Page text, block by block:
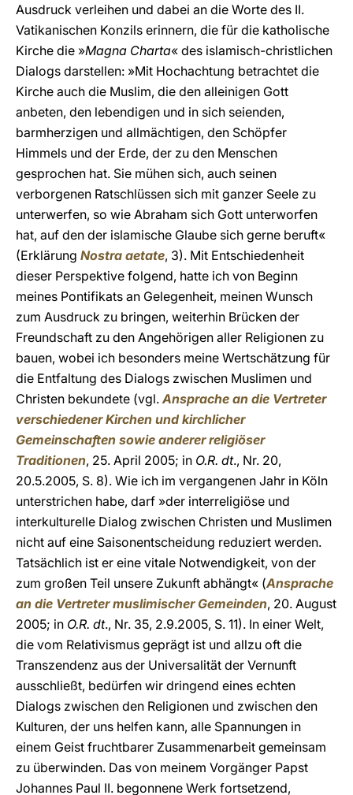
Ausdruck verleihen und dabei an die Worte des II.
Vatikanischen Konzils erinnern, die für die katholische
Kirche die »Magna Charta« des islamisch-christlichen
Dialogs darstellen: »Mit Hochachtung betrachtet die
Kirche auch die Muslim, die den alleinigen Gott
anbeten, den lebendigen und in sich seienden,
barmherzigen und allmächtigen, den Schöpfer
Himmels und der Erde, der zu den Menschen
gesprochen hat. Sie mühen sich, auch seinen
verborgenen Ratschlüssen sich mit ganzer Seele zu
unterwerfen, so wie Abraham sich Gott unterworfen
hat, auf den der islamische Glaube sich gerne beruft«
(Erklärung Nostra aetate, 3). Mit Entschiedenheit
dieser Perspektive folgend, hatte ich von Beginn
meines Pontifikats an Gelegenheit, meinen Wunsch
zum Ausdruck zu bringen, weiterhin Brücken der
Freundschaft zu den Angehörigen aller Religionen zu
bauen, wobei ich besonders meine Wertschätzung für
die Entfaltung des Dialogs zwischen Muslimen und
Christen bekundete (vgl.Ansprache an die Vertreter
verschiedener Kirchen und kirchlicher
Gemeinschaften sowie anderer religiöser
Traditionen, 25. April 2005; in O.R. dt., Nr. 20,
20.5.2005, S. 8). Wie ich im vergangenen Jahr in Köln
unterstrichen habe, darf »der interreligiöse und
interkulturelle Dialog zwischen Christen und Muslimen
nicht auf eine Saisonentscheidung reduziert werden.
Tatsächlich ist er eine vitale Notwendigkeit, von der
zum großen Teil unsere Zukunft abhängt« (Ansprache
an die Vertreter muslimischer Gemeinden, 20. August
2005; in O.R. dt., Nr. 35, 2.9.2005, S. 11). In einer Welt,
die vom Relativismus geprägt ist und allzu oft die
Transzendenz aus der Universalität der Vernunft
ausschließt, bedürfen wir dringend eines echten
Dialogs zwischen den Religionen und zwischen den
Kulturen, der uns helfen kann, alle Spannungen in
einem Geist fruchtbarer Zusammenarbeit gemeinsam
zu überwinden. Das von meinem Vorgänger Papst
Johannes Paul II. begonnene Werk fortsetzend,